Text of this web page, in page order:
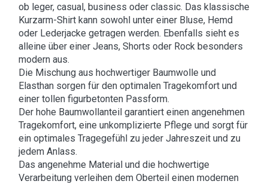
ob leger, casual, business oder classic. Das klassische
Kurzarm-Shirt kann sowohl unter einer Bluse, Hemd
oder Lederjacke getragen werden. Ebenfalls sieht es
alleine über einer Jeans, Shorts oder Rock besonders
modern aus.
Die Mischung aus hochwertiger Baumwolle und
Elasthan sorgen für den optimalen Tragekomfort und
einer tollen figurbetonten Passform.
Der hohe Baumwollanteil garantiert einen angenehmen
Tragekomfort, eine unkomplizierte Pflege und sorgt für
ein optimales Tragegefühl zu jeder Jahreszeit und zu
jedem Anlass.
Das angenehme Material und die hochwertige
Verarbeitung verleihen dem Oberteil einen modernen